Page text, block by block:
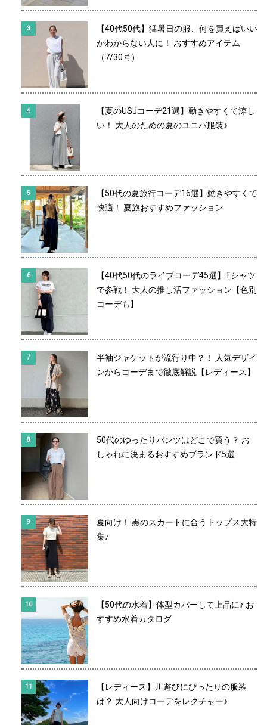
【40代50代】猛暑日の服、何を買えばいい
かわからない人に！ おすすめアイテム
（7/30号）
【夏のUSJコーデ21選】動きやすくて涼し
い！ 大人のための夏のユニバ服装♪
【50代の夏旅行コーデ16選】動きやすくて
快適！ 夏旅おすすめファッション
【40代50代のライブコーデ45選】Tシャツ
で参戦！ 大人の推し活ファッション【色別
コーデも】
半袖ジャケットが流行り中？！ 人気デザイ
ンからコーデまで徹底解説【レディース】
50代のゆったりパンツはどこで買う？ お
しゃれに決まるおすすめブランド5選
夏向け！ 黒のスカートに合うトップス大特
集♪
【50代の水着】体型カバーして上品に♪ お
すすめ水着カタログ
【レディース】川遊びにぴったりの服装
は？ 大人向けコーデをレクチャー♪